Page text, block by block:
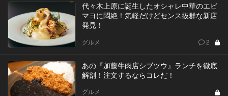
代々木上原に誕生したオシャレ中華のエビ
マヨに悶絶！気軽だけどセンス抜群な新店
発見！
グルメ 2
あの『加藤牛肉店シブツウ』ランチを徹底
解剖！注文するならコレだ！
グルメ